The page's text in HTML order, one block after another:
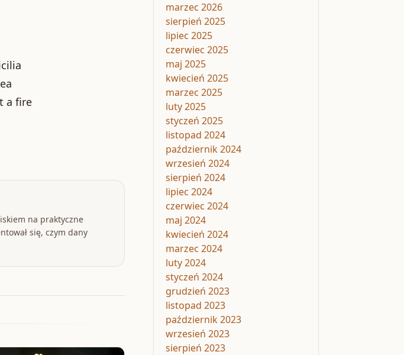
a fire
na praktyczne
się, czym dany
marzec 2026
sierpień 2025
lipiec 2025
czerwiec 2025
maj 2025
kwiecień 2025
marzec 2025
luty 2025
styczeń 2025
listopad 2024
październik 2024
wrzesień 2024
sierpień 2024
lipiec 2024
czerwiec 2024
maj 2024
kwiecień 2024
marzec 2024
luty 2024
styczeń 2024
grudzień 2023
listopad 2023
październik 2023
wrzesień 2023
sierpień 2023